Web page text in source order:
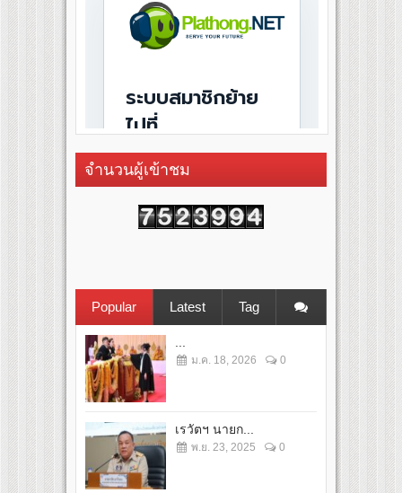
จำนวนผู้เข้าชม
Popular Latest Tag
...
ม.ค. 18, 2026 0
เรวัตฯ นายก...
พ.ย. 23, 2025 0